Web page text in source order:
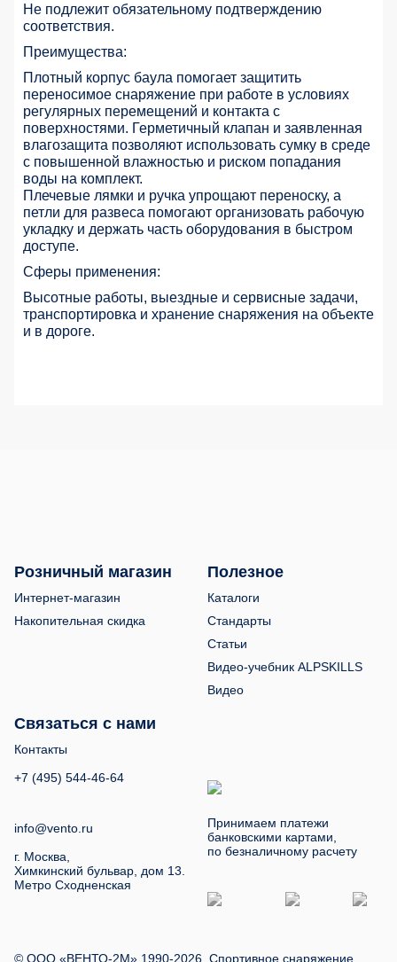
Не подлежит обязательному подтверждению
соответствия.
Преимущества:
Плотный корпус баула помогает защитить
переносимое снаряжение при работе в условиях
регулярных перемещений и контакта с
поверхностями. Герметичный клапан и заявленная
влагозащита позволяют использовать сумку в среде
с повышенной влажностью и риском попадания
воды на комплект.
Плечевые лямки и ручка упрощают переноску, а
петли для развеса помогают организовать рабочую
укладку и держать часть оборудования в быстром
доступе.
Сферы применения:
Высотные работы, выездные и сервисные задачи,
транспортировка и хранение снаряжения на объекте
и в дороге.
Розничный магазин
Интернет-магазин
Накопительная скидка
Полезное
Каталоги
Стандарты
Статьи
Видео-учебник ALPSKILLS
Видео
Связаться с нами
Контакты
+7 (495) 544-46-64
info@vento.ru
г. Москва,
Химкинский бульвар, дом 13.
Метро Сходненская
Принимаем платежи
банковскими картами,
по безналичному расчету
© ООО «ВЕНТО-2М» 1990-2026. Спортивное снаряжение,